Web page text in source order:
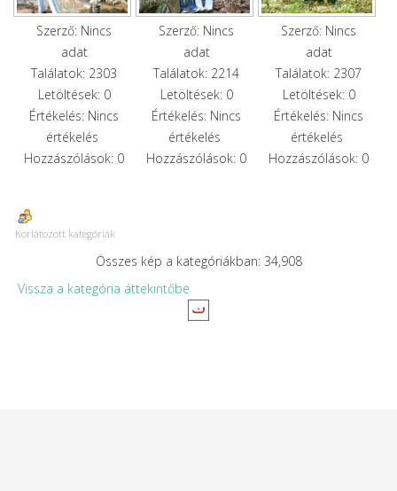
Szerző: Nincs
adat
Találatok: 2303
Letöltések: 0
Értékelés: Nincs
értékelés
Hozzászólások: 0
Szerző: Nincs
adat
Találatok: 2214
Letöltések: 0
Értékelés: Nincs
értékelés
Hozzászólások: 0
Szerző: Nincs
adat
Találatok: 2307
Letöltések: 0
Értékelés: Nincs
értékelés
Hozzászólások: 0
Korlátozott kategóriák
Összes kép a kategóriákban: 34,908
Vissza a kategória áttekintőbe